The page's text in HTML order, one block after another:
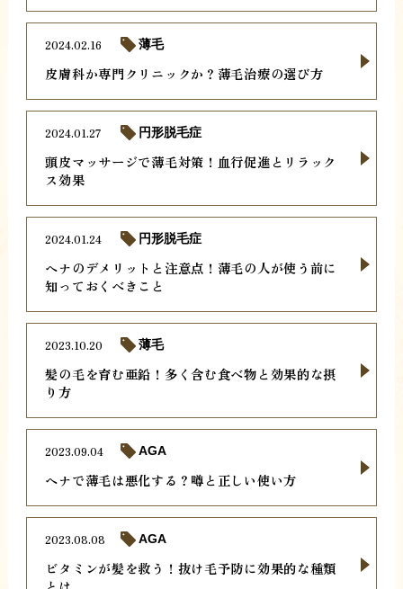
皮膚科か専門クリニックか？薄毛治療の選び方
2024.02.16 薄毛
頭皮マッサージで薄毛対策！血行促進とリラック
ス効果
2024.01.27 円形脱毛症
ヘナのデメリットと注意点！薄毛の人が使う前に
知っておくべきこと
2024.01.24 円形脱毛症
髪の毛を育む亜鉛！多く含む食べ物と効果的な摂
り方
2023.10.20 薄毛
ヘナで薄毛は悪化する？噂と正しい使い方
2023.09.04 AGA
ビタミンが髪を救う！抜け毛予防に効果的な種類
2023.08.08 AGA